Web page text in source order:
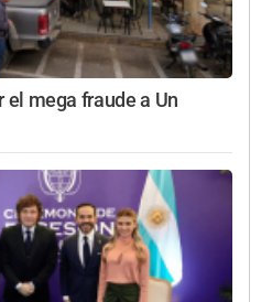
el mega fraude a Un